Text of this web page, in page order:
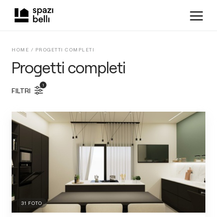
Progetti completi
HOME / PROGETTI COMPLETI
FILTRI
1
31 FOTO